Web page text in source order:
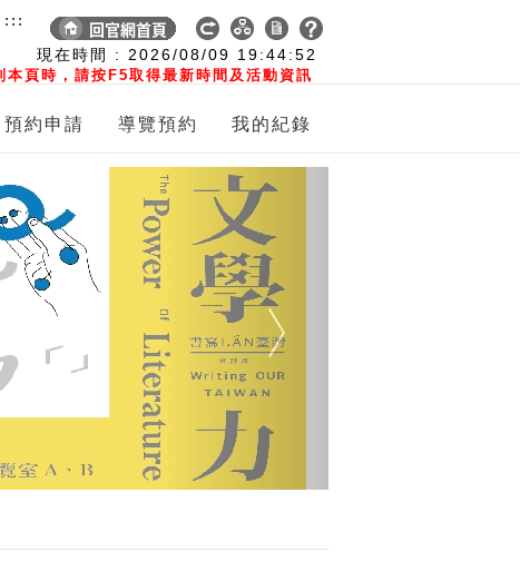
現在時間 : 2026/08/09 19:44:53
本頁時，請按F5取得最新時間及活動資訊
:::
預約申請 導覽預約 我的紀錄
Next